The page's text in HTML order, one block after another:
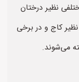
نظیر درختان
کاج و در برخی
می‌شوند.